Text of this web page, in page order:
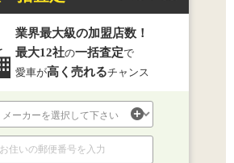
業界最大級の加盟店数！
最大12社の一括査定で
愛車が高く売れるチャンス